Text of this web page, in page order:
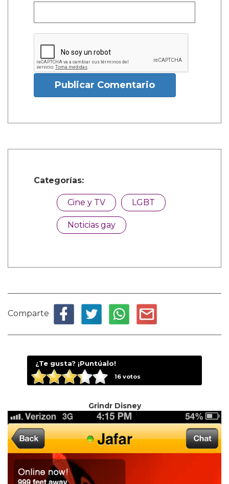
Publicar Comentario
Categorías:
Cine y TV LGBT
Noticias gay
Comparte
¿Te gusta? ¡Puntúalo!
16votos
Grindr Disney